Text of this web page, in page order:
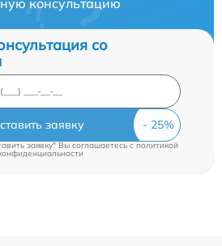
со
заявку
заявку" Вы соглашаетесь cполитикой